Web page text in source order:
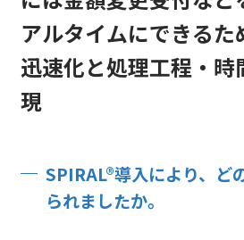
アルタイムにできるた
迅速化と処理工程・時
現
SPIRAL®導入により、ど
られましたか。